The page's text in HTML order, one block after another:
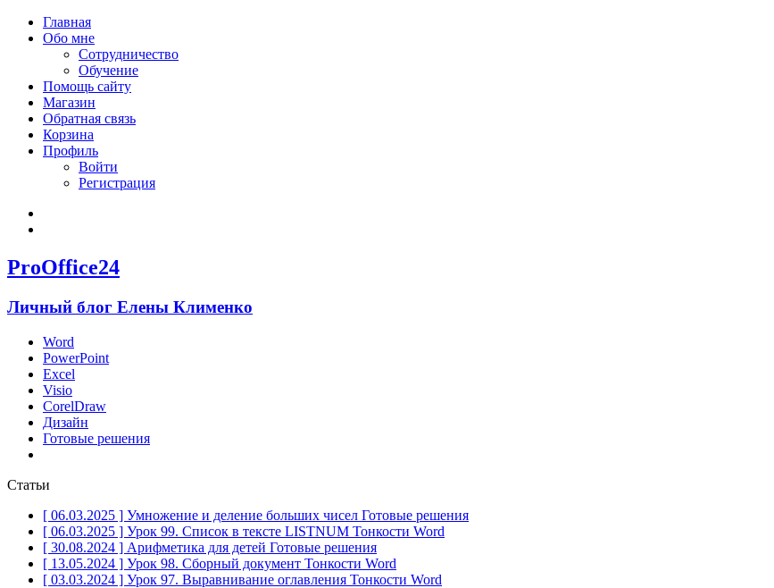
Главная
Обо мне
Сотрудничество
Обучение
Помощь сайту
Магазин
Обратная связь
Корзина
Профиль
Войти
Регистрация
ProOffice24
Личный блог Елены Клименко
Word
PowerPoint
Excel
Visio
CorelDraw
Дизайн
Готовые решения
Статьи
[ 06.03.2025 ] Умножение и деление больших чисел Готовые решения
[ 06.03.2025 ] Урок 99. Список в тексте LISTNUM Тонкости Word
[ 30.08.2024 ] Арифметика для детей Готовые решения
[ 13.05.2024 ] Урок 98. Сборный документ Тонкости Word
[ 03.03.2024 ] Урок 97. Выравнивание оглавления Тонкости Word